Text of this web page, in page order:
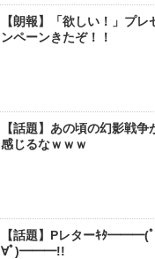
【朗報】「欲しい！」プレ
ンペーンきたぞ！！
【話題】あの頃の幻影戦争
感じるなｗｗｗ
【話題】Pレターｷﾀ━━━(ﾟ
∀ﾟ)━━━!!